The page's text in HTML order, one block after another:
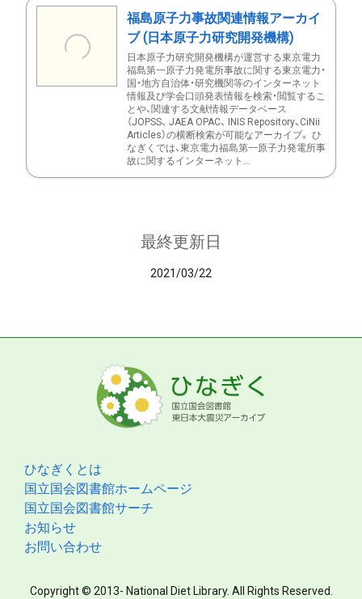
福島原子力事故関連情報アーカイ
ブ (日本原子力研究開発機構)
日本原子力研究開発機構が運営する東京電力
福島第一原子力発電所事故に関する東京電力・
国・地方自治体・研究機関等のインターネット
情報及び学会口頭発表情報を検索・閲覧するこ
とや、関連する文献情報データベース
（JOPSS、 JAEA OPAC、 INIS Repository、CiNii
Articles）の横断検索が可能なアーカイブ。 ひ
なぎくでは、東京電力福島第一原子力発電所事
故に関するインターネット...
最終更新日
2021/03/22
ひなぎくとは
国立国会図書館ホームページ
国立国会図書館サーチ
お知らせ
お問い合わせ
Copyright © 2013- National Diet Library. All Rights Reserved.